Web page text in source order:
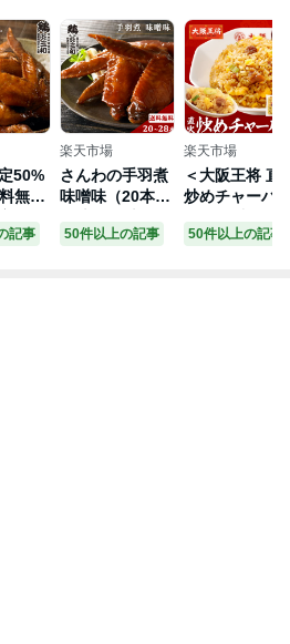
50%
無料
煮 醤
記事
楽天市場
さんわの手羽煮
味噌味（20本・
名古屋名物 国産
50件以上の記事
楽天市場
＜大阪王将 直
炒めチャーハ
冷凍食品 通販
50件以上の記事